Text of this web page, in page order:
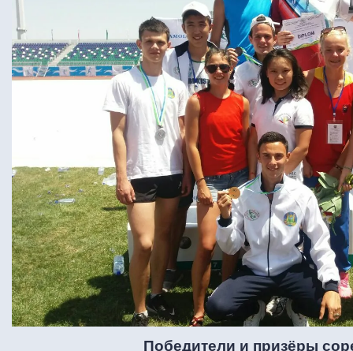
Победители и призёры